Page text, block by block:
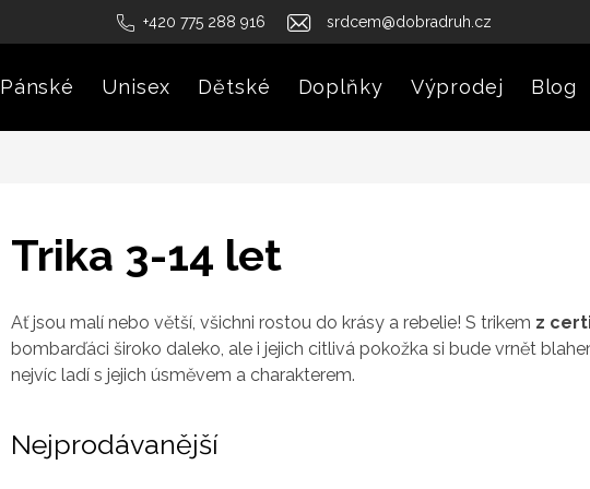
+420 775 288 916 srdcem@dobradruh.cz
Pánské Unisex Dětské Doplňky Výprodej Blog
Trika 3-14 let
Ať jsou malí nebo větší, všichni rostou do krásy a rebelie! S trikem z
bombarďáci široko daleko, ale i jejich citlivá pokožka si bude vrnět
nejvíc ladí s jejich úsměvem a charakterem.
Nejprodávanější